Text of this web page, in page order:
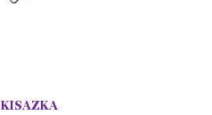
KISAZKA